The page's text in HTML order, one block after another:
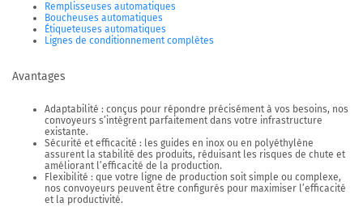
Remplisseuses automatiques
Boucheuses automatiques
Étiqueteuses automatiques
Lignes de conditionnement complètes
Avantages
Adaptabilité : conçus pour répondre précisément à vos besoins, nos
convoyeurs s’intègrent parfaitement dans votre infrastructure
existante.
Sécurité et efficacité : les guides en inox ou en polyéthylène
assurent la stabilité des produits, réduisant les risques de chute et
améliorant l’efficacité de la production.
Flexibilité : que votre ligne de production soit simple ou complexe,
nos convoyeurs peuvent être configurés pour maximiser l’efficacité
et la productivité.